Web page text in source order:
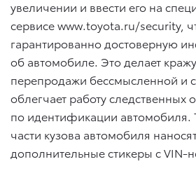
увеличении и ввести его на
сервисе www.toyota.ru/security,
гарантированно достоверную
об автомобиле. Это делает
перепродажи бессмысленной и
облегчает работу следственных
по идентификации автомобиля.
части кузова автомобиля
дополнительные стикеры с VIN-